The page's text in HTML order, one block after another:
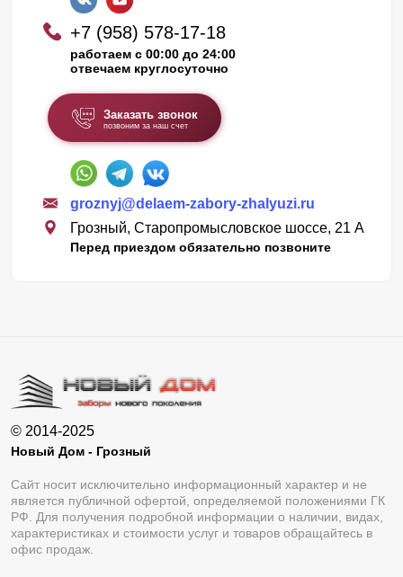
+7 (958) 578-17-18
работаем с 00:00 до 24:00
отвечаем круглосуточно
Заказать звонок
позвоним за наш счет
groznyj@delaem-zabory-zhalyuzi.ru
Грозный, Старопромысловское шоссе, 21 А
Перед приездом обязательно позвоните
© 2014-2025
Новый Дом - Грозный
Сайт носит исключительно информационный характер и не
является публичной офертой, определяемой положениями ГК
РФ. Для получения подробной информации о наличии, видах,
характеристиках и стоимости услуг и товаров обращайтесь в
офис продаж.